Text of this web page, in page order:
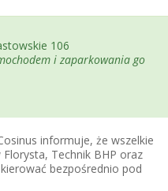
106
i zaparkowania go
informuje, że wszelkie
Technik BHP oraz
bezpośrednio pod